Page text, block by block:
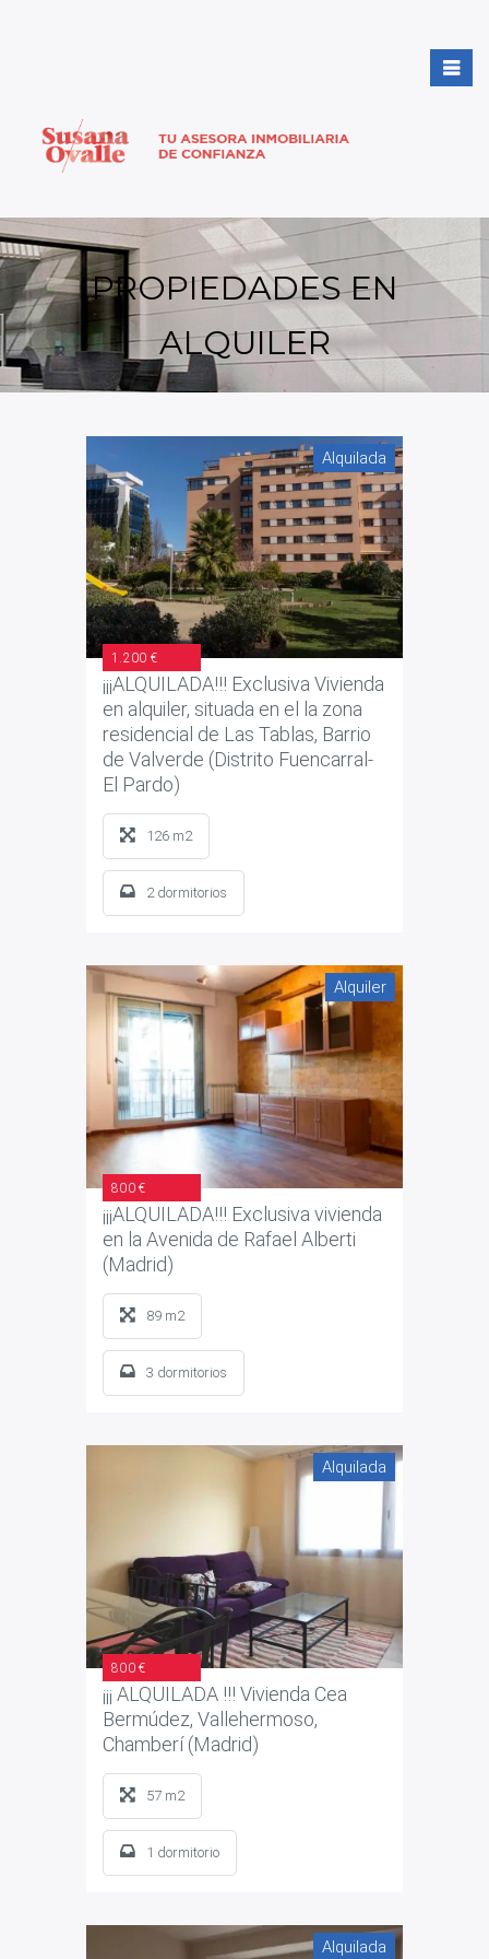
PROPIEDADES EN
ALQUILER
Alquilada
1.200 €
¡¡¡ALQUILADA!!! Exclusiva Vivienda
en alquiler, situada en el la zona
residencial de Las Tablas, Barrio
de Valverde (Distrito Fuencarral-
El Pardo)
126 m2
2 dormitorios
Alquiler
800 €
¡¡¡ALQUILADA!!! Exclusiva vivienda
en la Avenida de Rafael Alberti
(Madrid)
89 m2
3 dormitorios
Alquilada
800 €
¡¡¡ ALQUILADA !!! Vivienda Cea
Bermúdez, Vallehermoso,
Chamberí (Madrid)
57 m2
1 dormitorio
Alquilada